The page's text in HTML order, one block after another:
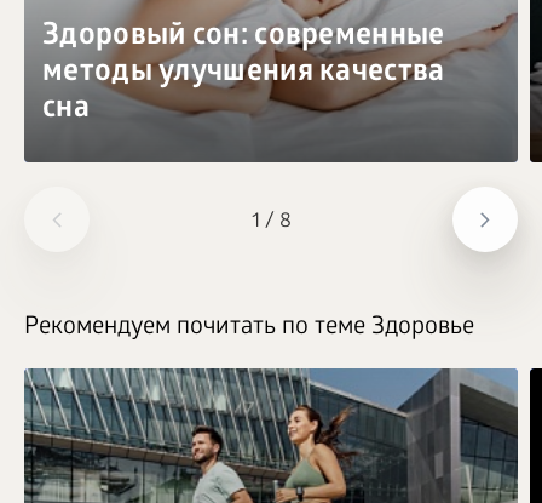
1 / 8
Здоровый сон: современные
методы улучшения качества
сна
Рекомендуем почитать по теме Здоровье